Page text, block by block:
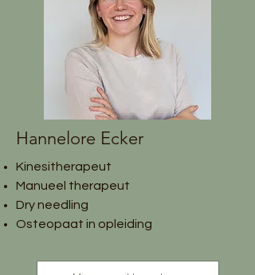
Hannelore Ecker
Kinesitherapeut
Manueel therapeut
Dry needling
Osteopaat in opleiding